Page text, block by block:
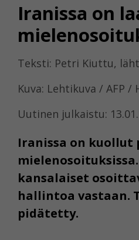
Iranissa on
Teksti: Petri Kiuttu,
Kuva: Lehtikuva / AFP /
Uutinen julkaistu:
Iranissa on kuollut
kansalaiset
hallintoa vastaan.
pidätetty.